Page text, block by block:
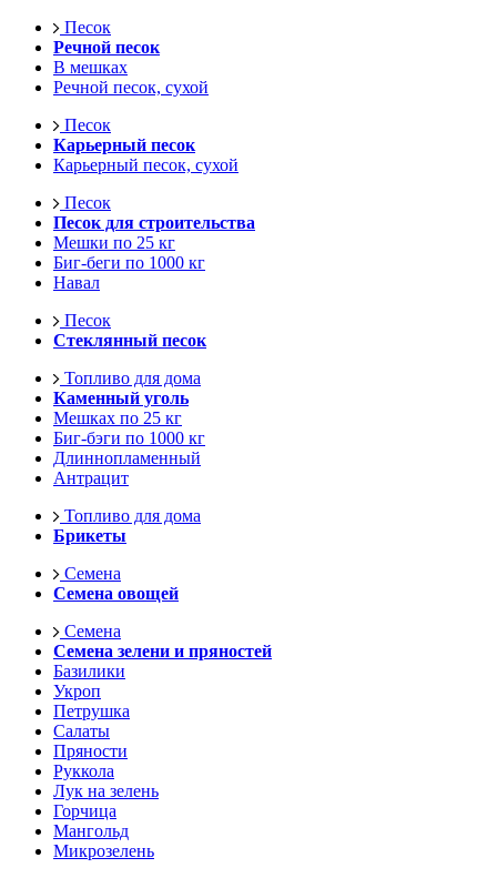
Песок
Речной песок
В мешках
Речной песок, сухой
Песок
Карьерный песок
Карьерный песок, сухой
Песок
Песок для строительства
Мешки по 25 кг
Биг-беги по 1000 кг
Навал
Песок
Стеклянный песок
Топливо для дома
Каменный уголь
Мешках по 25 кг
Биг-бэги по 1000 кг
Длиннопламенный
Антрацит
Топливо для дома
Брикеты
Семена
Семена овощей
Семена
Семена зелени и пряностей
Базилики
Укроп
Петрушка
Салаты
Пряности
Руккола
Лук на зелень
Горчица
Мангольд
Микрозелень